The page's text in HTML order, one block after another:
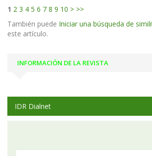
1 2 3 4 5 6 7 8 9 10 > >>
También puede Iniciar una búsqueda de
este artículo.
INFORMACIÓN DE LA REVISTA
IDR Dialnet